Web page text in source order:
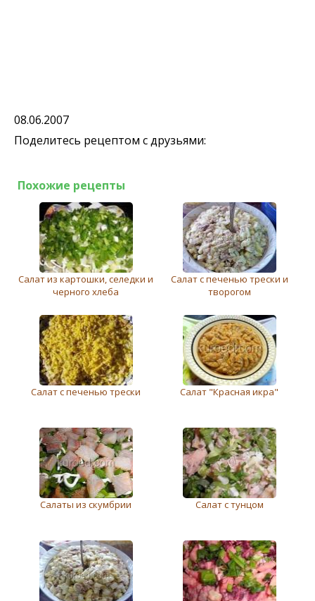
08.06.2007
Поделитесь рецептом с друзьями:
Похожие рецепты
Салат из картошки, селедки и
черного хлеба
Салат с печенью трески и
творогом
Салат с печенью трески Салат "Красная икра"
Салаты из скумбрии Салат с тунцом